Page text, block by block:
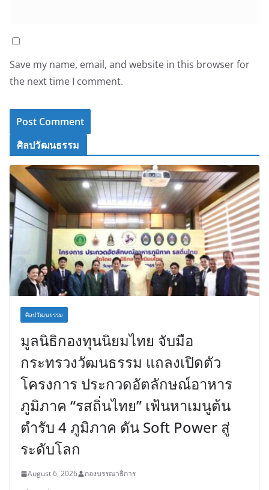
Save my name, email, and website in this browser for
the next time I comment.
ศิลปวัฒนธรรม
ศิลปวัฒนธรรม
มูลนิธิกองทุนนิยมไทย จับมือ
กระทรวงวัฒนธรรม แถลงเปิดตัว
โครงการ ประกวดอัตลักษณ์อาหาร
ภูมิภาค “รสถิ่นไทย” เฟ้นหาเมนูต้น
ตำรับ 4 ภูมิภาค ดัน Soft Power สู่
ระดับโลก
August 6, 2026 กองบรรณาธิการ